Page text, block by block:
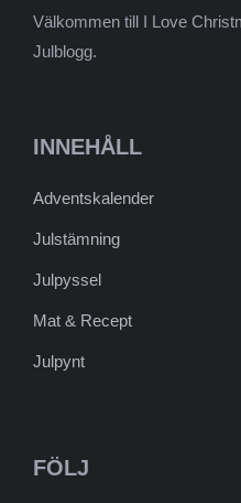
Välkommen till I Love
Julblogg.
INNEHÅLL
Adventskalender
Julstämning
Julpyssel
Mat & Recept
Julpynt
FÖLJ